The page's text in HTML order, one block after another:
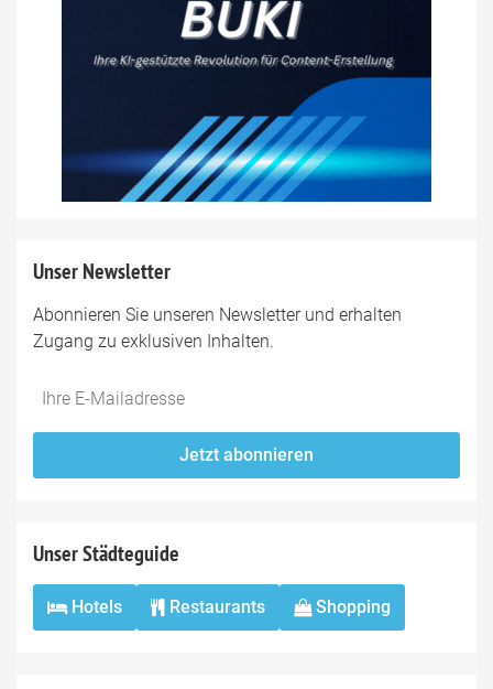
Unser Newsletter
Abonnieren Sie unseren Newsletter und erhalten
Zugang zu exklusiven Inhalten.
Do
fill
*Ihre
Mailadresse:
Jetzt abonnieren
Unser Städteguide
Hotels Restaurants Shopping